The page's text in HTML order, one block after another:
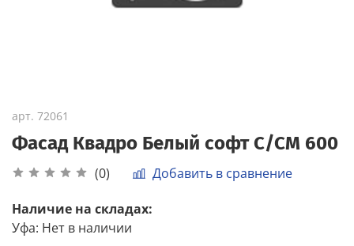
арт. 72061
Фасад Квадро Белый софт С/СМ 600
(0) Добавить в сравнение
Наличие на складах:
Уфа: Нет в наличии